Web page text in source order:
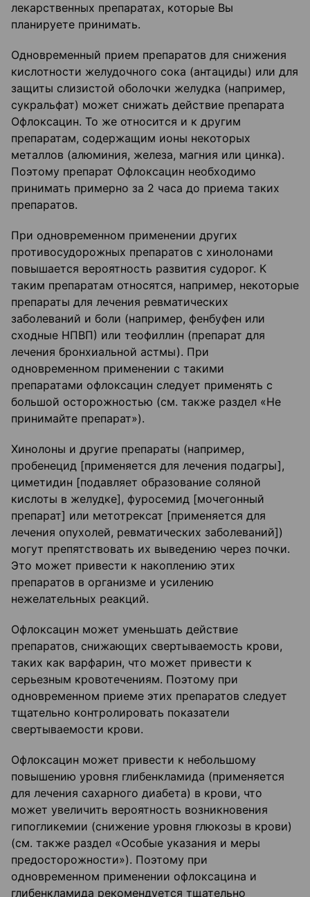
лекарственных препаратах, которые Вы
планируете принимать.
Одновременный прием препаратов для снижения
кислотности желудочного сока (антациды) или для
защиты слизистой оболочки желудка (например,
сукральфат) может снижать действие препарата
Офлоксацин. То же относится и к другим
препаратам, содержащим ионы некоторых
металлов (алюминия, железа, магния или цинка).
Поэтому препарат Офлоксацин необходимо
принимать примерно за 2 часа до приема таких
препаратов.
При одновременном применении других
противосудорожных препаратов с хинолонами
повышается вероятность развития судорог. К
таким препаратам относятся, например, некоторые
препараты для лечения ревматических
заболеваний и боли (например, фенбуфен или
сходные НПВП) или теофиллин (препарат для
лечения бронхиальной астмы). При
одновременном применении с такими
препаратами офлоксацин следует применять с
большой осторожностью (см. также раздел «Не
принимайте препарат»).
Хинолоны и другие препараты (например,
пробенецид [применяется для лечения подагры],
циметидин [подавляет образование соляной
кислоты в желудке], фуросемид [мочегонный
препарат] или метотрексат [применяется для
лечения опухолей, ревматических заболеваний])
могут препятствовать их выведению через почки.
Это может привести к накоплению этих
препаратов в организме и усилению
нежелательных реакций.
Офлоксацин может уменьшать действие
препаратов, снижающих свертываемость крови,
таких как варфарин, что может привести к
серьезным кровотечениям. Поэтому при
одновременном приеме этих препаратов следует
тщательно контролировать показатели
свертываемости крови.
Офлоксацин может привести к небольшому
повышению уровня глибенкламида (применяется
для лечения сахарного диабета) в крови, что
может увеличить вероятность возникновения
гипогликемии (снижение уровня глюкозы в крови)
(см. также раздел «Особые указания и меры
предосторожности»). Поэтому при
одновременном применении офлоксацина и
глибенкламида рекомендуется тщательно